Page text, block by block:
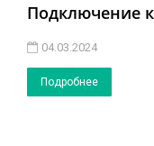
Подключение к
04.03.2024
Подробнее